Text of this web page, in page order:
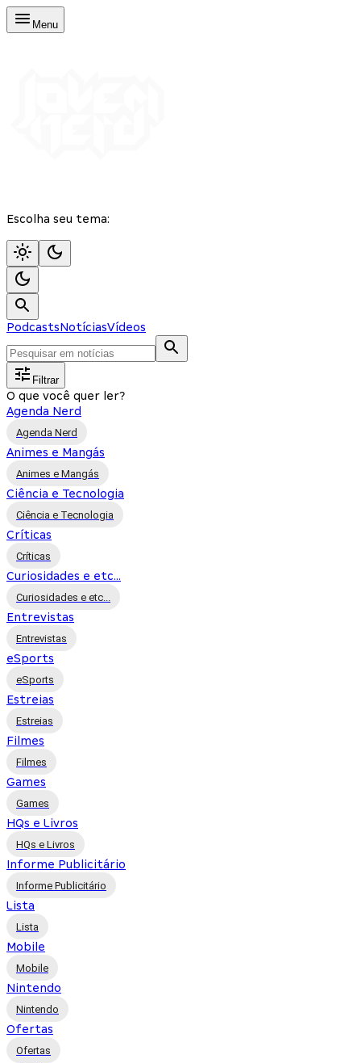
Menu
Escolha seu tema:
PodcastsNotíciasVídeos
Filtrar
O que você quer ler?
Agenda Nerd
Agenda Nerd
Animes e Mangás
Animes e Mangás
Ciência e Tecnologia
Ciência e Tecnologia
Críticas
Críticas
Curiosidades e etc...
Curiosidades e etc...
Entrevistas
Entrevistas
eSports
eSports
Estreias
Estreias
Filmes
Filmes
Games
Games
HQs e Livros
HQs e Livros
Informe Publicitário
Informe Publicitário
Lista
Lista
Mobile
Mobile
Nintendo
Nintendo
Ofertas
Ofertas